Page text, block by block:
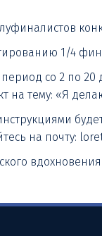
1/4
со 2 по 20
на тему: «Я
на почту:
вдохновения!